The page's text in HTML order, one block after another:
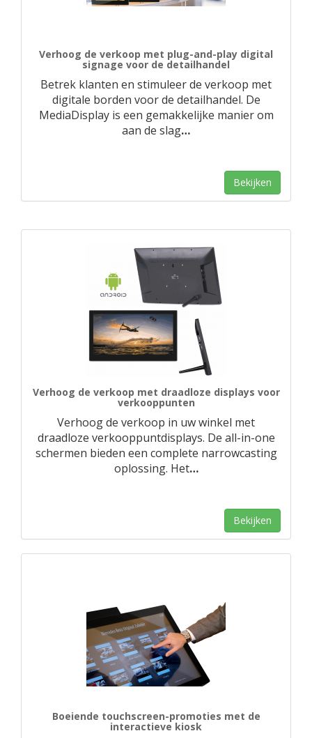
Verhoog de verkoop met plug-and-play digital
signage voor de detailhandel
Betrek klanten en stimuleer de verkoop met
digitale borden voor de detailhandel. De
MediaDisplay is een gemakkelijke manier om
aan de slag…
Bekijken
Verhoog de verkoop met draadloze displays voor
verkooppunten
Verhoog de verkoop in uw winkel met
draadloze verkooppuntdisplays. De all-in-one
schermen bieden een complete narrowcasting
oplossing. Het…
Bekijken
Boeiende touchscreen-promoties met de
interactieve kiosk